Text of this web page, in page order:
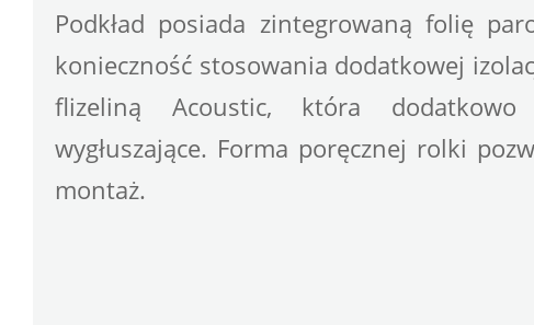
Podkład posiada zintegrowaną folię
konieczność stosowania dodatkowej
flizeliną Acoustic, która dodatkowo
wygłuszające. Forma poręcznej rolki
montaż.